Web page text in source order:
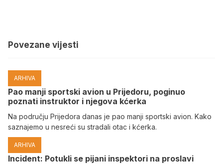
Povezane vijesti
ARHIVA
Pao manji sportski avion u Prijedoru, poginuo
poznati instruktor i njegova kćerka
Na području Prijedora danas je pao manji sportski avion. Kako
saznajemo u nesreći su stradali otac i kćerka.
ARHIVA
Incident: Potukli se pijani inspektori na proslavi